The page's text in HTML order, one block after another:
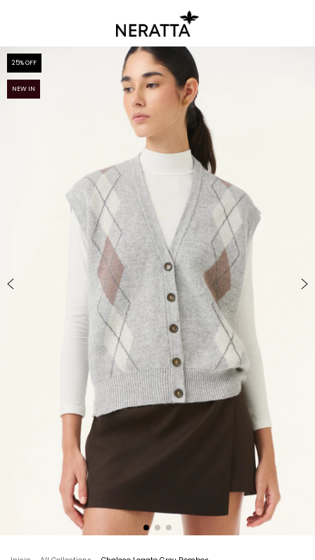
25% OFF
NEW IN